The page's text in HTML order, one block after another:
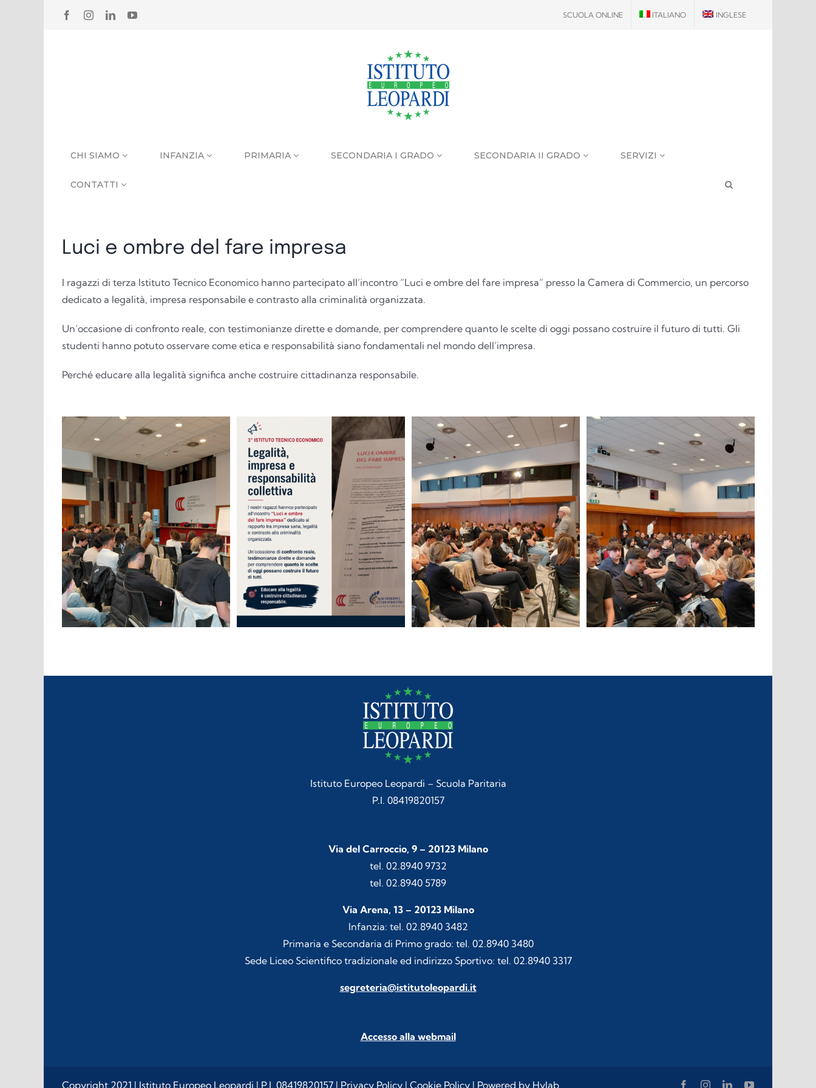
FACEBOOK
INSTAGRAM
LINKEDINYOUTUBE SCUOLA ONLINE ITALIANO INGLESE
CHI SIAMO INFANZIA PRIMARIA SECONDARIA I GRADO SECONDARIA II GRADO SERVIZI
CONTATTI
Luci e ombre del fare impresa
I ragazzi di terza Istituto Tecnico Economico hanno partecipato all’incontro “Luci e ombre del fare impresa” presso la Camera di Commercio, un percorso
dedicato a legalità, impresa responsabile e contrasto alla criminalità organizzata.
Un’occasione di confronto reale, con testimonianze dirette e domande, per comprendere quanto le scelte di oggi possano costruire il futuro di tutti. Gli
studenti hanno potuto osservare come etica e responsabilità siano fondamentali nel mondo dell’impresa.
Perché educare alla legalità significa anche costruire cittadinanza responsabile.
Istituto Europeo Leopardi – Scuola Paritaria
P.I. 08419820157
Via del Carroccio, 9 – 20123 Milano
tel. 02.8940 9732
tel. 02.8940 5789
Via Arena, 13 – 20123 Milano
Infanzia: tel. 02.8940 3482
Primaria e Secondaria di Primo grado: tel. 02.8940 3480
Sede Liceo Scientifico tradizionale ed indirizzo Sportivo: tel. 02.8940 3317
segreteria@istitutoleopardi.it
Accesso alla webmail
Copyright 2021 | Istituto Europeo Leopardi | P.I. 08419820157 | Privacy Policy| Cookie Policy| Powered by Hylab